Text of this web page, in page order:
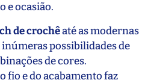
e ocasião.
de crochêaté as modernas
possibilidades de
de cores.
fio e do acabamento faz